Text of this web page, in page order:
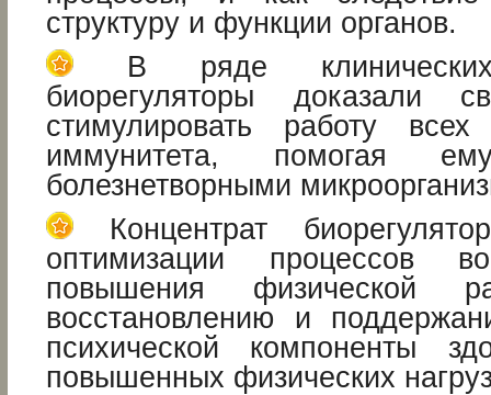
структуру и функции органов.
В ряде клинических
биорегуляторы доказали
стимулировать работу
иммунитета, помогая
болезнетворными
Концентрат
оптимизации процессов
повышения физической
восстановлению и
психической компоненты
повышенных физических